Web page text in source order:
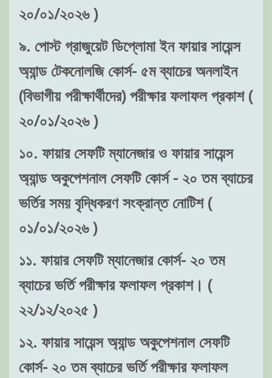
২০/০১/২০২৬ )
৯. পোস্ট গ্রাজুয়েট ডিপ্লোমা ইন ফায়ার সায়েন্স
অ্যান্ড টেকনোলজি কোর্স- ৫ম ব্যাচের অনলাইন
(বিভাগীয় পরীক্ষার্থীদের) পরীক্ষার ফলাফল প্রকাশ (
২০/০১/২০২৬ )
১০. ফায়ার সেফটি ম্যানেজার ও ফায়ার সায়েন্স
অ্যান্ড অকুপেশনাল সেফটি কোর্স - ২০ তম ব্যাচের
ভর্তির সময় বৃদ্ধিকরণ সংক্রান্ত নোটিশ (
০১/০১/২০২৬ )
১১. ফায়ার সেফটি ম্যানেজার কোর্স- ২০ তম
ব্যাচের ভর্তি পরীক্ষার ফলাফল প্রকাশ। (
২২/১২/২০২৫ )
১২. ফায়ার সায়েন্স অ্যান্ড অকুপেশনাল সেফটি
কোর্স- ২০ তম ব্যাচের ভর্তি পরীক্ষার ফলাফল